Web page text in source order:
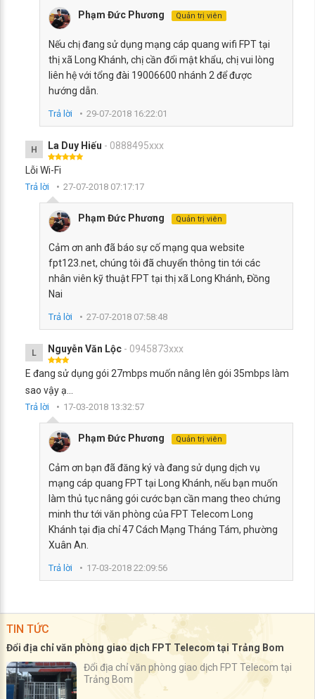
Phạm Đức Phương Quản trị viên
Nếu chị đang sử dụng mạng cáp quang wifi FPT tại
thị xã Long Khánh, chị cần đổi mật khẩu, chị vui lòng
liên hệ với tổng đài 19006600 nhánh 2 để được
hướng dẫn.
Trả lời 29-07-2018 16:22:01
H La Duy Hiếu - 0888495xxx
Lỗi Wi-Fi
Trả lời 27-07-2018 07:17:17
Phạm Đức Phương Quản trị viên
Cảm ơn anh đã báo sự cố mạng qua website
fpt123.net, chúng tôi đã chuyển thông tin tới các
nhân viên kỹ thuật FPT tại thị xã Long Khánh, Đồng
Nai
Trả lời 27-07-2018 07:58:48
L Nguyễn Văn Lộc - 0945873xxx
E đang sử dụng gói 27mbps muốn nâng lên gói 35mbps làm
sao vậy ạ...
Trả lời 17-03-2018 13:32:57
Phạm Đức Phương Quản trị viên
Cảm ơn bạn đã đăng ký và đang sử dụng dịch vụ
mạng cáp quang FPT tại Long Khánh, nếu bạn muốn
làm thủ tục nâng gói cước bạn cần mang theo chứng
minh thư tới văn phòng của FPT Telecom Long
Khánh tại địa chỉ 47 Cách Mạng Tháng Tám, phường
Xuân An.
Trả lời 17-03-2018 22:09:56
TIN TỨC
Đổi địa chỉ văn phòng giao dịch FPT Telecom tại Trảng Bom
Đổi địa chỉ văn phòng giao dịch FPT Telecom tại
Trảng Bom